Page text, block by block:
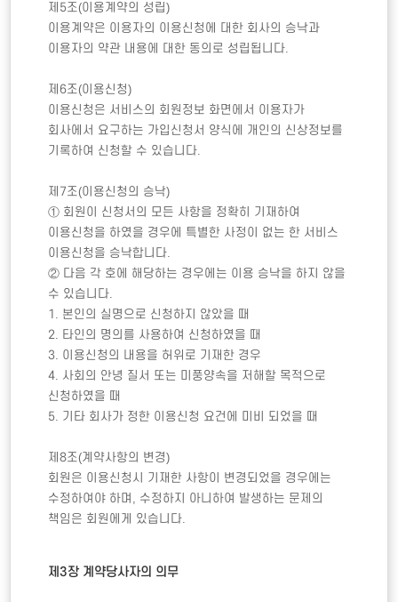
제5조(이용계약의 성립)
이용계약은 이용자의 이용신청에 대한 회사의 승낙과
이용자의 약관 내용에 대한 동의로 성립됩니다.
제6조(이용신청)
이용신청은 서비스의 회원정보 화면에서 이용자가
회사에서 요구하는 가입신청서 양식에 개인의 신상정보를
기록하여 신청할 수 있습니다.
제7조(이용신청의 승낙)
① 회원이 신청서의 모든 사항을 정확히 기재하여
이용신청을 하였을 경우에 특별한 사정이 없는 한 서비스
이용신청을 승낙합니다.
② 다음 각 호에 해당하는 경우에는 이용 승낙을 하지 않을
수 있습니다.
1. 본인의 실명으로 신청하지 않았을 때
2. 타인의 명의를 사용하여 신청하였을 때
3. 이용신청의 내용을 허위로 기재한 경우
4. 사회의 안녕 질서 또는 미풍양속을 저해할 목적으로
신청하였을 때
5. 기타 회사가 정한 이용신청 요건에 미비 되었을 때
제8조(계약사항의 변경)
회원은 이용신청시 기재한 사항이 변경되었을 경우에는
수정하여야 하며, 수정하지 아니하여 발생하는 문제의
책임은 회원에게 있습니다.
제3장 계약당사자의 의무